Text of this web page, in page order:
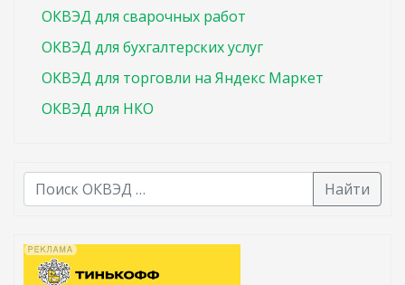
ОКВЭД для сварочных работ
ОКВЭД для бухгалтерских услуг
ОКВЭД для торговли на Яндекс Маркет
ОКВЭД для НКО
Найти
В списке найденных результатов используйте